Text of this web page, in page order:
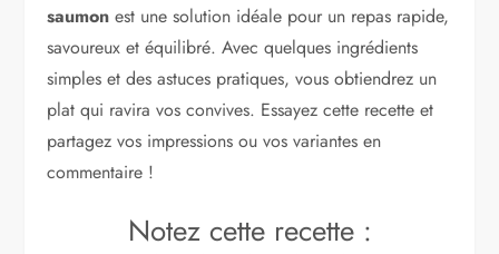
saumon est une solution idéale pour un repas rapide,
savoureux et équilibré. Avec quelques ingrédients
simples et des astuces pratiques, vous obtiendrez un
plat qui ravira vos convives. Essayez cette recette et
partagez vos impressions ou vos variantes en
commentaire !
Notez cette recette :